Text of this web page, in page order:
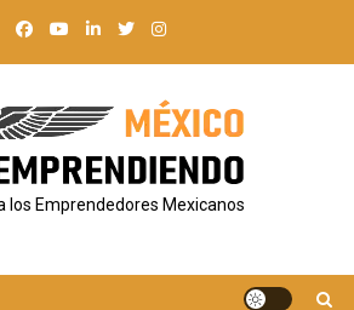
los Emprendedores Mexicanos